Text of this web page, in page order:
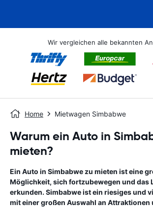
Wir vergleichen alle bekannten
Home Mietwagen Simbabwe
Warum ein Auto in
mieten?
Ein Auto in Simbabwe zu mieten ist eine
Möglichkeit, sich fortzubewegen und das
erkunden. Simbabwe ist ein riesiges und
mit einer großen Auswahl an Attraktionen